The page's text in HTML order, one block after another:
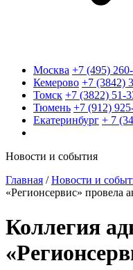
Москва +7 (495)
Кемерово +7 (3842)
Томск +7 (3822) 51-
Тюмень +7 (912)
Екатеринбург + 7
Новости и события
Главная /Новости и
«Регионсервис»
Коллегия